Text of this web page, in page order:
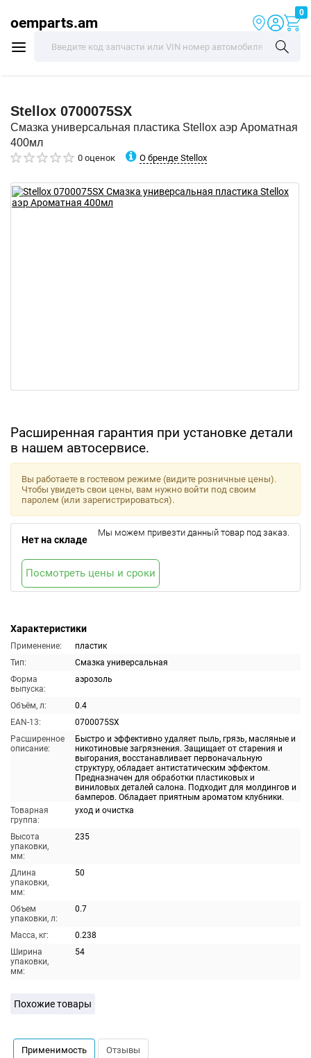
oemparts.am
0
Stellox 0700075SX
Смазка универсальная пластика Stellox аэр Ароматная
400мл
0 оценок О бренде Stellox
Расширенная гарантия при установке детали
в нашем автосервисе.
Характеристики
Применение:
пластик
Тип:
Смазка универсальная
Форма
выпуска:
аэрозоль
Объём, л:
0.4
EAN-13:
0700075SX
Расширенное
описание:
Быстро и эффективно удаляет пыль, грязь, масляные и
никотиновые загрязнения. Защищает от старения и
выгорания, восстанавливает первоначальную
структуру, обладает антистатическим эффектом.
Предназначен для обработки пластиковых и
виниловых деталей салона. Подходит для молдингов и
бамперов. Обладает приятным ароматом клубники.
Товарная
группа:
уход и очистка
Высота
упаковки,
мм:
235
Длина
упаковки,
мм:
50
Объем
упаковки, л:
0.7
Масса, кг:
0.238
Ширина
упаковки,
мм:
54
Вы работаете в гостевом режиме (видите розничные цены).
Чтобы увидеть свои цены, вам нужно войти под своим
паролем (или зарегистрироваться).
Нет на складе
Мы можем привезти данный товар под заказ.
Посмотреть цены и сроки
Похожие товары
Применимость Отзывы